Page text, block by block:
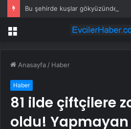
Bu şehirde kuşlar gökyüzünden
Menü
Anasayfa / Haber
Haber
81 ilde çiftçilere
oldu!